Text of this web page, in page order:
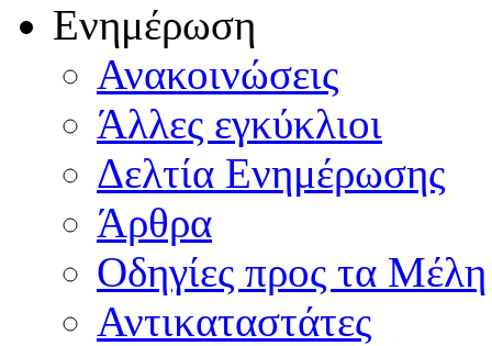
Ενημέρωση
Ανακοινώσεις
Άλλες εγκύκλιοι
Δελτία Ενημέρωσης
Άρθρα
Οδηγίες προς τα Μέλη
Αντικαταστάτες